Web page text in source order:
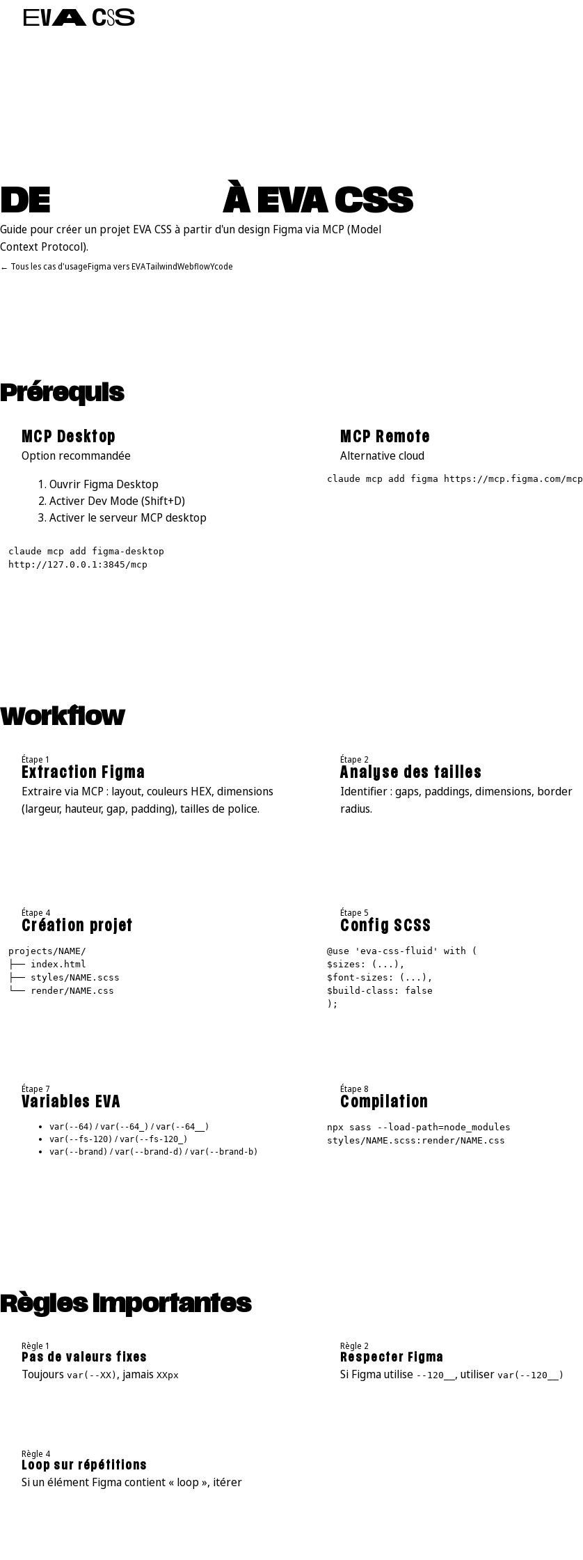
EVA CSS
DE À EVA CSS
Guide pour créer un projet EVA CSS à partir d'un design Figma via MCP (Model
Context Protocol).
← Tous les cas d'usageFigma vers EVATailwindWebflowYcode
Prérequis
MCP Desktop
Option recommandée
Ouvrir Figma Desktop
Activer Dev Mode (Shift+D)
Activer le serveur MCP desktop
claude mcp add figma-desktop
http://127.0.0.1:3845/mcp
MCP Remote
Alternative cloud
claude mcp add figma https://mcp.figma.com/mcp
Workflow
Étape 1
Extraction Figma
Extraire via MCP : layout, couleurs HEX, dimensions
(largeur, hauteur, gap, padding), tailles de police.
Étape 2
Analyse des tailles
Identifier : gaps, paddings, dimensions, border
radius.
Étape 4
Création projet
projects/NAME/
├── index.html
├── styles/NAME.scss
└── render/NAME.css
Étape 5
Config SCSS
@use 'eva-css-fluid' with (
$sizes: (...),
$font-sizes: (...),
$build-class: false
);
Étape 7
Variables EVA
var(--64) / var(--64_) / var(--64__)
var(--fs-120) / var(--fs-120_)
var(--brand) / var(--brand-d) / var(--brand-b)
Étape 8
Compilation
npx sass --load-path=node_modules
styles/NAME.scss:render/NAME.css
Règles importantes
Règle 1
Pas de valeurs fixes
Toujours var(--XX) , jamais XXpx
Règle 2
Respecter Figma
Si Figma utilise --120__ , utiliservar(--120__)
Règle 4
Loop sur répétitions
Si un élément Figma contient « loop », itérer